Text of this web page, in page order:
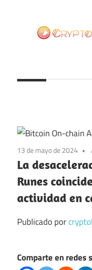
contenido
13 de mayo de 2024
La
Runes
actividad en
Publicado por
Comparte en redes